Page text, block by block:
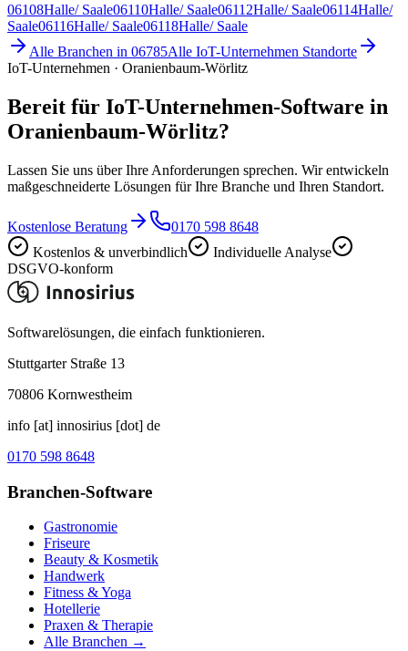
06108Halle/ Saale06110Halle/ Saale06112Halle/ Saale06114Halle/
Saale06116Halle/ Saale06118Halle/ Saale
Alle Branchen in 06785Alle IoT-Unternehmen Standorte
IoT-Unternehmen · Oranienbaum-Wörlitz
Bereit für IoT-Unternehmen-Software in
Oranienbaum-Wörlitz?
Lassen Sie uns über Ihre Anforderungen sprechen. Wir entwickeln
maßgeschneiderte Lösungen für Ihre Branche und Ihren Standort.
Kostenlose Beratung
0170 598 8648
Kostenlos & unverbindlich
Individuelle Analyse
DSGVO-konform
Softwarelösungen, die einfach funktionieren.
Stuttgarter Straße 13
70806 Kornwestheim
info [at] innosirius [dot] de
0170 598 8648
Branchen-Software
Gastronomie
Friseure
Beauty & Kosmetik
Handwerk
Fitness & Yoga
Hotellerie
Praxen & Therapie
Alle Branchen →